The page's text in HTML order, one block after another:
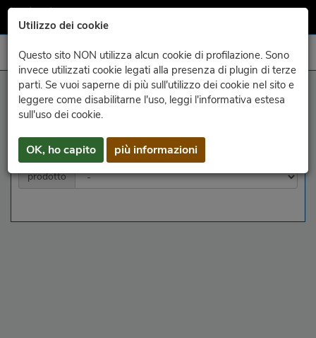
Utilizzo dei cookie
Questo sito NON utilizza alcun cookie di profilazione. Sono
invece utilizzati cookie legati alla presenza di plugin di terze
parti. Se vuoi saperne di più sull'utilizzo dei cookie nel sito e
leggere come disabilitarne l'uso, leggi l'informativa estesa
sull'uso dei cookie.
OK, ho capito più informazioni
archivio - radar
anno mese
prodotto